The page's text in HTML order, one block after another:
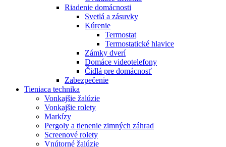
Riadenie domácnosti
Svetlá a zásuvky
Kúrenie
Termostat
Termostatické hlavice
Zámky dverí
Domáce videotelefony
Čidlá pre domácnosť
Zabezpečenie
Tieniaca technika
Vonkajšie žalúzie
Vonkajšie rolety
Markízy
Pergoly a tienenie zimných záhrad
Screenové rolety
Vnútorné žalúzie